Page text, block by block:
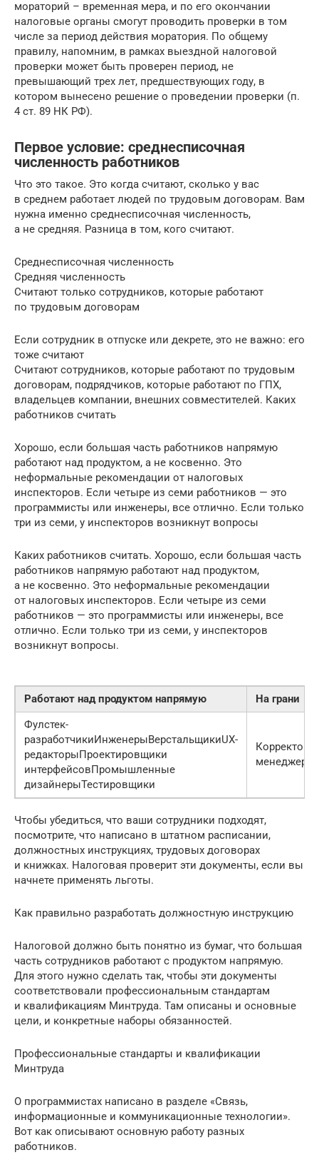
мораторий – временная мера, и по его окончании
налоговые органы смогут проводить проверки в том
числе за период действия моратория. По общему
правилу, напомним, в рамках выездной налоговой
проверки может быть проверен период, не
превышающий трех лет, предшествующих году, в
котором вынесено решение о проведении проверки (п.
4 ст. 89 НК РФ).
Первое условие: среднесписочная
численность работников
Что это такое. Это когда считают, сколько у вас
в среднем работает людей по трудовым договорам. Вам
нужна именно среднесписочная численность,
а не средняя. Разница в том, кого считают.
Среднесписочная численность
Средняя численность
Считают только сотрудников, которые работают
по трудовым договорам
Если сотрудник в отпуске или декрете, это не важно: его
тоже считают
Считают сотрудников, которые работают по трудовым
договорам, подрядчиков, которые работают по ГПХ,
владельцев компании, внешних совместителей. Каких
работников считать
Хорошо, если большая часть работников напрямую
работают над продуктом, а не косвенно. Это
неформальные рекомендации от налоговых
инспекторов. Если четыре из семи работников — это
программисты или инженеры, все отлично. Если только
три из семи, у инспекторов возникнут вопросы
Каких работников считать. Хорошо, если большая часть
работников напрямую работают над продуктом,
а не косвенно. Это неформальные рекомендации
от налоговых инспекторов. Если четыре из семи
работников — это программисты или инженеры, все
отлично. Если только три из семи, у инспекторов
возникнут вопросы.
Работают над продуктом напрямую
На грани
Фулстек-
разработчикиИнженерыВерстальщикиUX-
редакторыПроектировщики
интерфейсовПромышленные
дизайнерыТестировщики
Чтобы убедиться, что ваши сотрудники подходят,
посмотрите, что написано в штатном расписании,
должностных инструкциях, трудовых договорах
и книжках. Налоговая проверит эти документы, если вы
начнете применять льготы.
Как правильно разработать должностную инструкцию
Налоговой должно быть понятно из бумаг, что большая
часть сотрудников работают с продуктом напрямую.
Для этого нужно сделать так, чтобы эти документы
соответствовали профессиональным стандартам
и квалификациям Минтруда. Там описаны и основные
цели, и конкретные наборы обязанностей.
Профессиональные стандарты и квалификации
Минтруда
О программистах написано в разделе «Связь,
информационные и коммуникационные технологии».
Вот как описывают основную работу разных
работников.